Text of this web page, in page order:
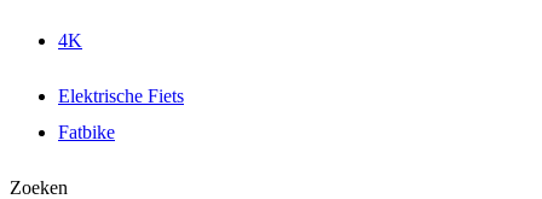
4K
Elektrische Fiets
Fatbike
Zoeken